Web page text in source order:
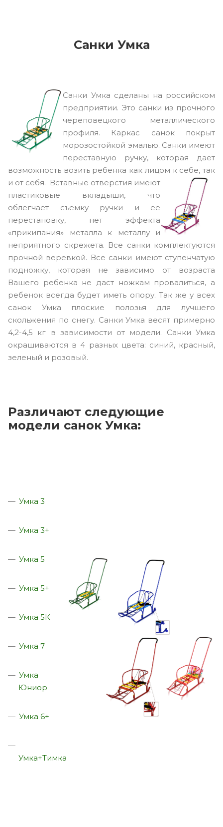
Санки Умка
Санки Умка сделаны на российском
предприятии. Это санки из прочного
череповецкого металлического
профиля. Каркас санок покрыт
морозостойкой эмалью. Санки имеют
переставную ручку, которая дает
возможность возить ребенка как лицом к себе, так
и от себя. Вставные отверстия имеют
пластиковые вкладыши, что
облегчает съемку ручки и ее
перестановку, нет эффекта
«прикипания» металла к металлу и
неприятного скрежета. Все санки комплектуются
прочной веревкой. Все санки имеют ступенчатую
подножку, которая не зависимо от возраста
Вашего ребенка не даст ножкам провалиться, а
ребенок всегда будет иметь опору. Так же у всех
санок Умка плоские полозья для лучшего
скольжения по снегу. Санки Умка весят примерно
4,2-4,5 кг в зависимости от модели. Санки Умка
окрашиваются в 4 разных цвета: синий, красный,
зеленый и розовый.
Различают следующие
модели санок Умка:
Умка 3
Умка 3+
Умка 5
Умка 5+
Умка 5К
Умка 7
Умка
Юниор
Умка 6+
Умка+Тимка